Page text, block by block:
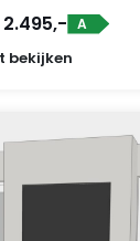
A
bekijken